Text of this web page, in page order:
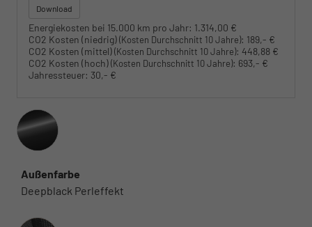
Download
Energiekosten bei 15.000 km pro Jahr: 1.314,00 €
CO2 Kosten (niedrig)(Kosten Durchschnitt 10 Jahre): 189,- €
CO2 Kosten (mittel)(Kosten Durchschnitt 10 Jahre): 448,88 €
CO2 Kosten (hoch)(Kosten Durchschnitt 10 Jahre): 693,- €
Jahressteuer: 30,- €
Außenfarbe
Deepblack Perleffekt